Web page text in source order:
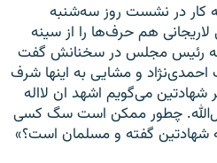
کار در نشست روز سه‌شنبه
هم حرف‌ها را از سینه
که رئیس مجلس در سخنانش گفت
و مشایی به اینها شرف
شهادتین می‌گویم اشهد ان لااله
چطور ممکن است سگ کسی
گفته و مسلمان است؟»